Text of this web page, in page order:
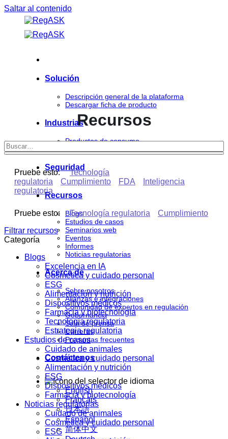
Saltar al contenido
Solución
Descripción general de la plataforma
Descargar ficha de producto
Industrias
Productos de consumo
Seguridad
Recursos
Blogs
Estudios de casos
Seminarios web
Eventos
Informes
Noticias regulatorias
Acerca de
Sobre nosotros
Alianzas e integraciones
Comunidad de expertos en regulación
Gobernancia
Sala de prensa
Carreras
Preguntas frecuentes
Contáctenos
English
Français
日本語
Español
简体中文
Recursos
Pruebe esto:
Tecnología
regulatoria
Cumplimiento FDA
Inteligencia
regulatoria
Pruebe esto: Tecnología regulatoria
Cumplimiento
Filtrar recursos
Categoría
Blogs
Excelencia en IA
Cosmética y cuidado personal
ESG
Alimentación y nutrición
Dispositivos médicos
Farmacia y biotecnología
Tecnología regulatoria
Estrategia regulatoria
Estudios de casos
Cuidado de animales
Cosmética y cuidado personal
Alimentación y nutrición
ESG
Dispositivos médicos
Farmacia y biotecnología
Noticias regulatorias
Cuidado de animales
Cosmética y cuidado personal
ESG